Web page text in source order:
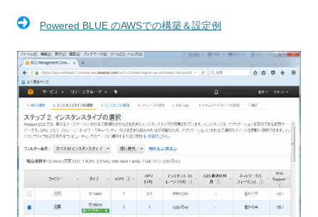
Powered BLUE のAWSでの構築＆設定例